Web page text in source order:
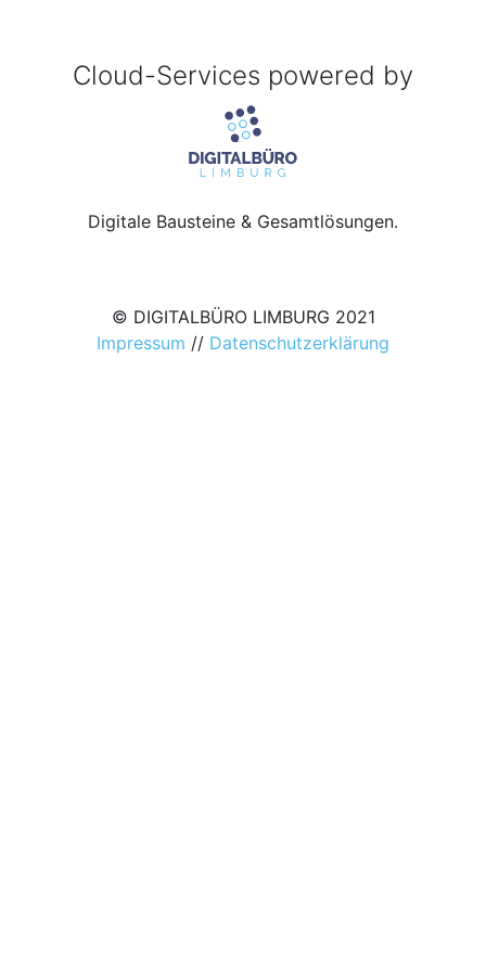
Cloud-Services powered by
Digitale Bausteine & Gesamtlösungen.
© DIGITALBÜRO LIMBURG 2021
Impressum // Datenschutzerklärung